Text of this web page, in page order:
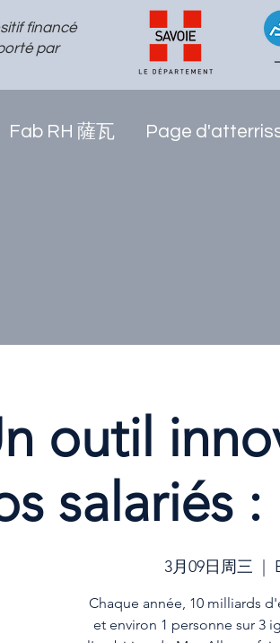
financé
par
Fab RH 薩瓦 Page
outil
salariés
3月09日周三
Chaque année, 10 milliards
et environ 1 personne sur 3